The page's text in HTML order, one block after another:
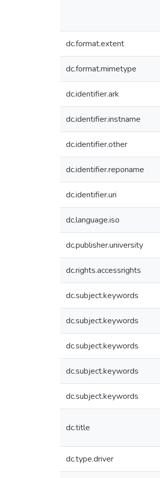
dc.format.extent
dc.format.mimetype
dc.identifier.ark
dc.identifier.instname
dc.identifier.other
dc.identifier.reponame
dc.identifier.uri
dc.language.iso
dc.publisher.university
dc.rights.accessrights
dc.subject.keywords
dc.subject.keywords
dc.subject.keywords
dc.subject.keywords
dc.subject.keywords
dc.title
dc.type.driver